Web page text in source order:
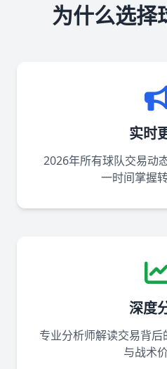
为什么选择
实时
2026年所有球队交易动
一时间掌握
深度
专业分析师解读交易背
与战术价